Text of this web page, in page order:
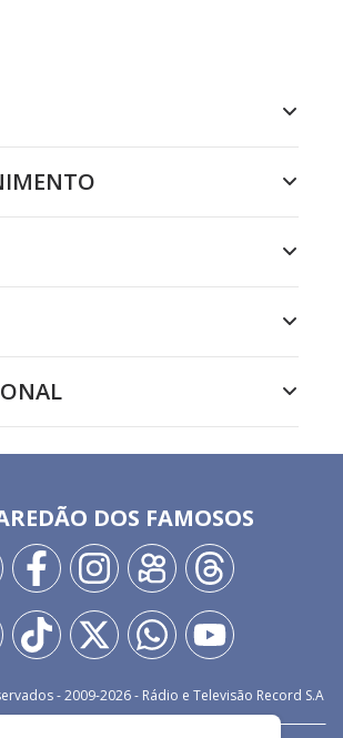
DOS FAMOSOS
- 2009-2026- Rádio e Televisão Record S.A